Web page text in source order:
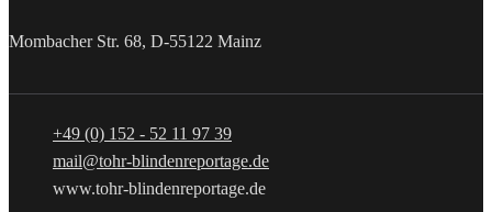
Mombacher Str. 68, D-55122 Mainz
+49 (0) 152 - 52 11 97 39
mail@tohr-blindenreportage.de
www.tohr-blindenreportage.de